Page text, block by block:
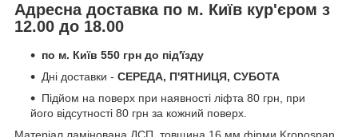
Адресна доставка по м. Київ кур'єром з
12.00 до 18.00
по м. Київ 550 грн до під'їзду
Дні доставки - СЕРЕДА, П'ЯТНИЦЯ, СУБОТА
Підйом на поверх при наявності ліфта 80 грн, при
його відсутності 80 грн за кожний поверх.